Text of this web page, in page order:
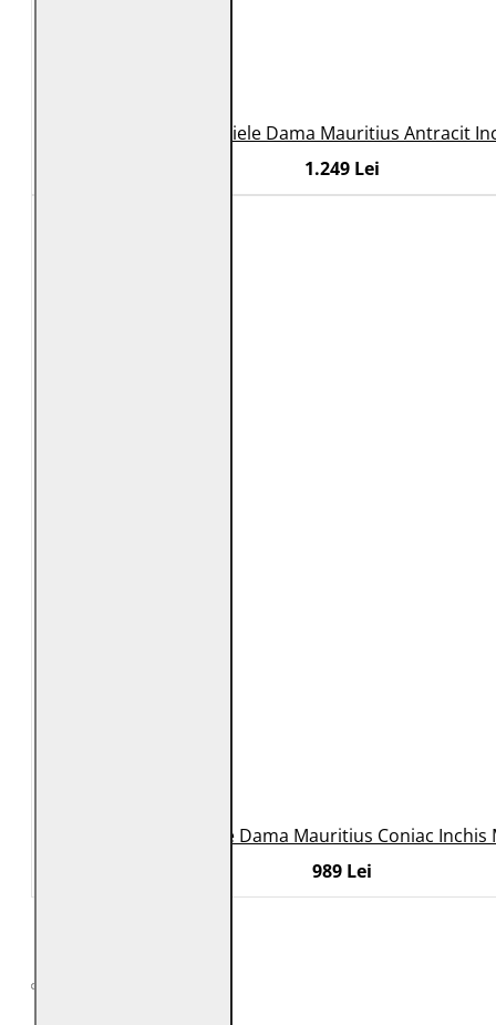
Geaca Lunga de Piele Dama Mauritius Antracit
1.249 Lei
Geaca de Piele Dama Mauritius Coniac Inchis
989 Lei